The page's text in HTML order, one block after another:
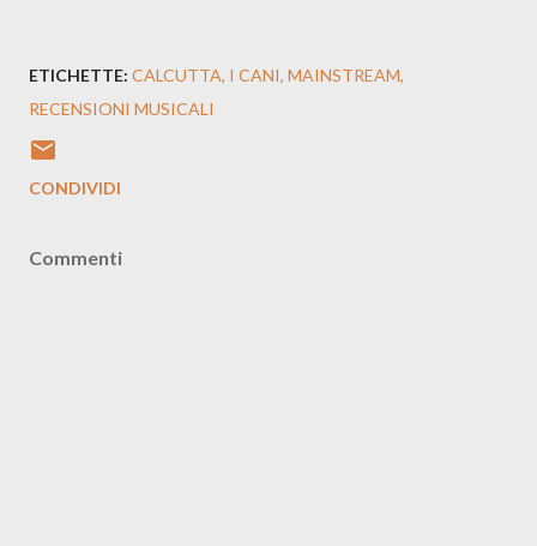
ETICHETTE: CALCUTTA I CANI MAINSTREAM
RECENSIONI MUSICALI
CONDIVIDI
Commenti